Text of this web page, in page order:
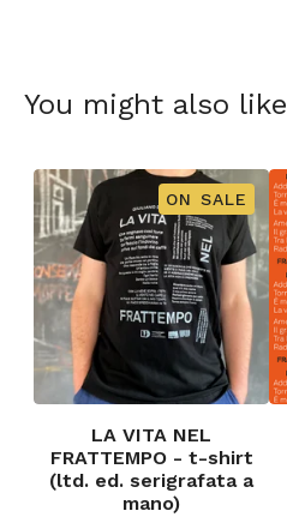
You might also like
ON SALE
LA VITA NEL
FRATTEMPO - t-shirt
(ltd. ed. serigrafata a
mano)